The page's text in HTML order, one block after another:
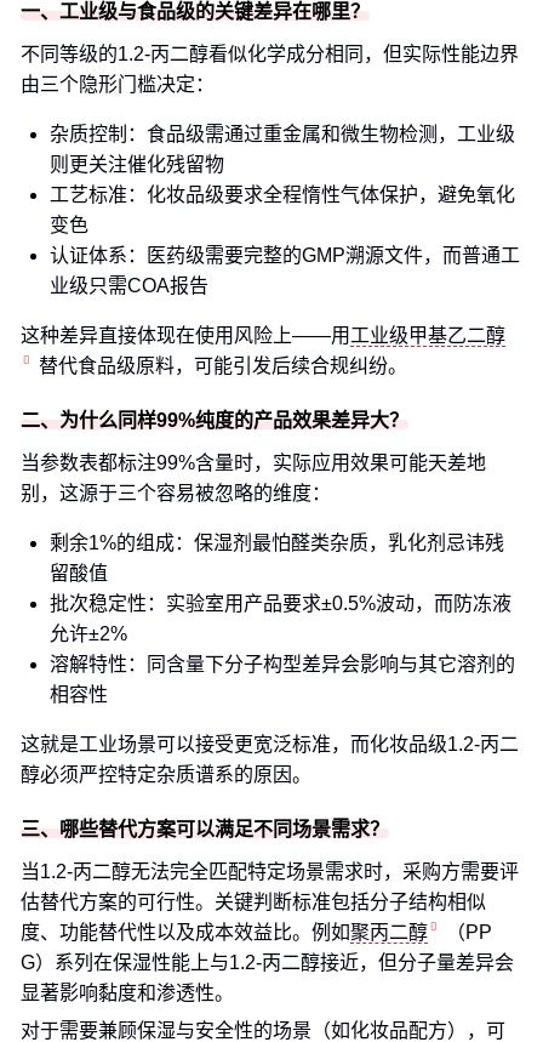
一、工业级与食品级的关键差异在哪里？
不同等级的1.2-丙二醇看似化学成分相同，但实际性能边界
由三个隐形门槛决定：
杂质控制：食品级需通过重金属和微生物检测，工业级
则更关注催化残留物
工艺标准：化妆品级要求全程惰性气体保护，避免氧化
变色
认证体系：医药级需要完整的GMP溯源文件，而普通工
业级只需COA报告
这种差异直接体现在使用风险上——用 工业级甲基乙二醇
替代食品级原料，可能引发后续合规纠纷。
二、为什么同样99%纯度的产品效果差异大？
当参数表都标注99%含量时，实际应用效果可能天差地
别，这源于三个容易被忽略的维度：
剩余1%的组成：保湿剂最怕醛类杂质，乳化剂忌讳残
留酸值
批次稳定性：实验室用产品要求±0.5%波动，而防冻液
允许±2%
溶解特性：同含量下分子构型差异会影响与其它溶剂的
相容性
这就是工业场景可以接受更宽泛标准，而化妆品级1.2-丙二
醇必须严控特定杂质谱系的原因。
三、哪些替代方案可以满足不同场景需求？
当1.2-丙二醇无法完全匹配特定场景需求时，采购方需要评
估替代方案的可行性。关键判断标准包括分子结构相似
度、功能替代性以及成本效益比。例如聚丙二醇
（PP
G）系列在保湿性能上与1.2-丙二醇接近，但分子量差异会
显著影响黏度和渗透性。
对于需要兼顾保湿与安全性的场景（如化妆品配方），可